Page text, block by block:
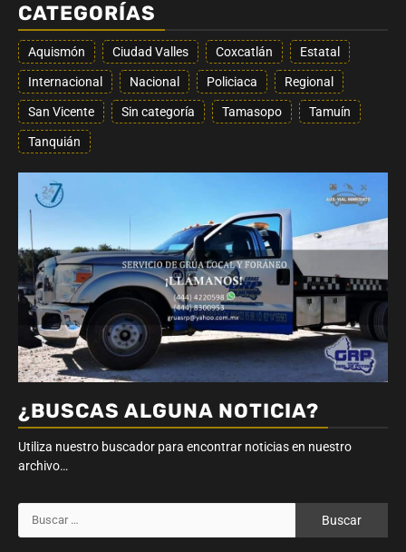
CATEGORÍAS
Aquismón Ciudad Valles Coxcatlán Estatal
Internacional Nacional Policiaca Regional
San Vicente Sin categoría Tamasopo Tamuín
Tanquián
¿BUSCAS ALGUNA NOTICIA?
Utiliza nuestro buscador para encontrar noticias en nuestro
archivo…